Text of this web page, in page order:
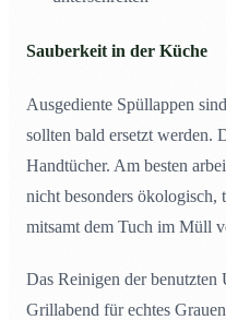
Sauberkeit in der Küche
Ausgediente Spüllappen
sollten bald ersetzt werden.
Handtücher. Am besten
nicht besonders ökologisch,
mitsamt dem Tuch im Müll
Das Reinigen der benutzten
Grillabend für echtes